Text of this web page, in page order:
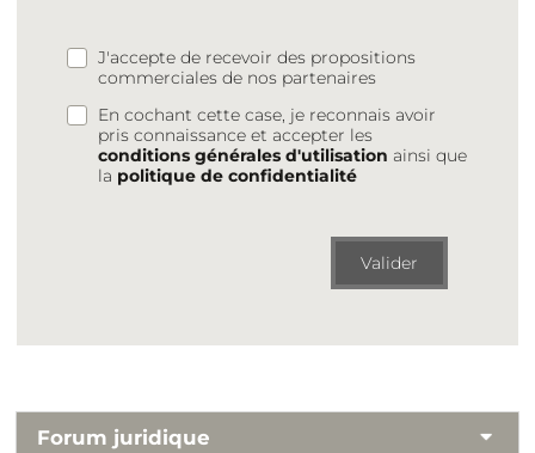
J'accepte de recevoir des propositions
commerciales de nos partenaires
En cochant cette case, je reconnais avoir
pris connaissance et accepter les
conditions générales d'utilisation ainsi que
la politique de confidentialité
Valider
Forum juridique